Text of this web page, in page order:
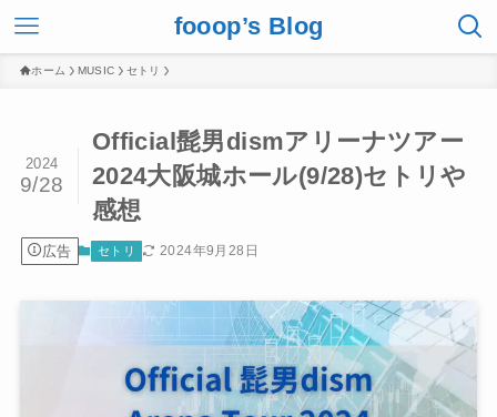
fooop’s Blog
ホーム MUSIC セトリ
Official髭男dismアリーナツアー
2024大阪城ホール(9/28)セトリや
感想
2024
9/28
広告 セトリ 2024年9月28日